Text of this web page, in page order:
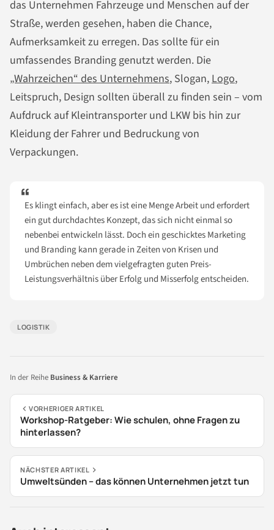
das Unternehmen Fahrzeuge und Menschen auf der
Straße, werden gesehen, haben die Chance,
Aufmerksamkeit zu erregen. Das sollte für ein
umfassendes Branding genutzt werden. Die
„Wahrzeichen“ des Unternehmens, Slogan, Logo,
Leitspruch, Design sollten überall zu finden sein – vom
Aufdruck auf Kleintransporter und LKW bis hin zur
Kleidung der Fahrer und Bedruckung von
Verpackungen.
Es klingt einfach, aber es ist eine Menge Arbeit und erfordert
ein gut durchdachtes Konzept, das sich nicht einmal so
nebenbei entwickeln lässt. Doch ein geschicktes Marketing
und Branding kann gerade in Zeiten von Krisen und
Umbrüchen neben dem vielgefragten guten Preis-
Leistungsverhältnis über Erfolg und Misserfolg entscheiden.
LOGISTIK
In der Reihe Business & Karriere
VORHERIGER ARTIKEL
Workshop-Ratgeber: Wie schulen, ohne Fragen zu
hinterlassen?
NÄCHSTER ARTIKEL
Umweltsünden – das können Unternehmen jetzt tun